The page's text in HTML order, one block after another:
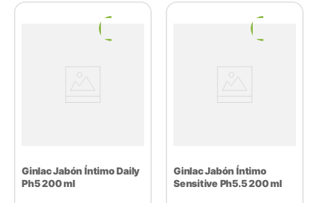
Ginlac Jabón Íntimo Daily
Ph5 200 ml
Ginlac Jabón Íntimo
Sensitive Ph5.5 200 ml